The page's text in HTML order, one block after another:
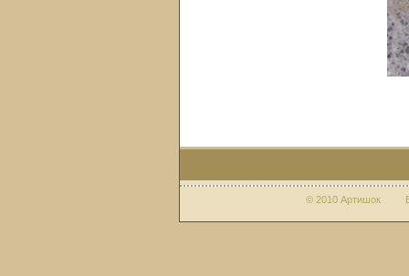
© 2010 Артишок